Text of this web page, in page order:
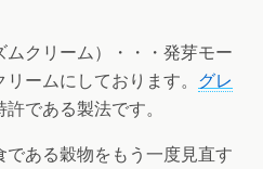
クリーム）・・・発芽モー
ームにしております。 グレ
許である製法です。
ある穀物をもう一度見直す